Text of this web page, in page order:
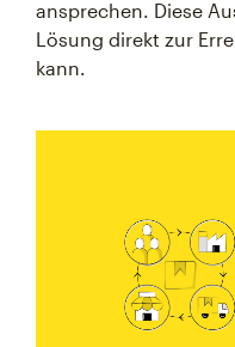
ansprechen. Diese
Lösung direkt zur
kann.